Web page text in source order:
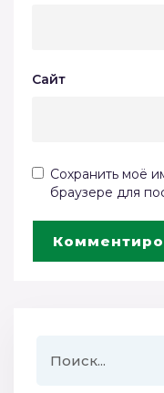
Сайт
Сохранить моё
браузере для